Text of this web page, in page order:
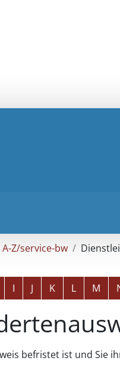
A-Z/service-bw
I J K L M
befristet ist und Sie